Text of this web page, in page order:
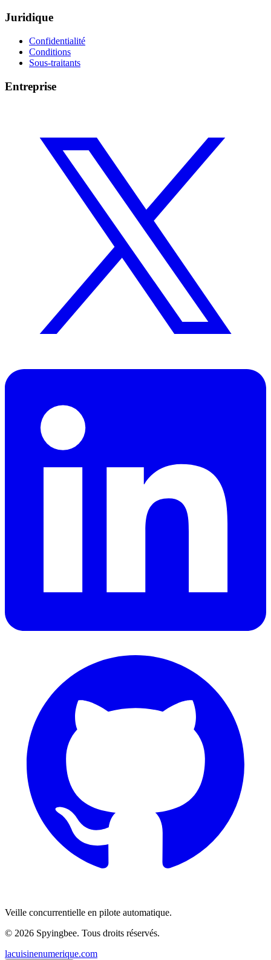
Juridique
Confidentialité
Conditions
Sous-traitants
Entreprise
Veille concurrentielle en pilote automatique.
© 2026 Spyingbee. Tous droits réservés.
lacuisinenumerique.com